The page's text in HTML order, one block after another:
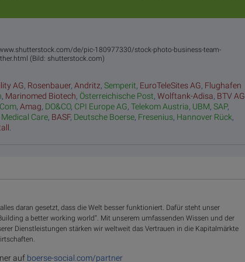
de/pic-180977330/stock-photo-business-team-
(Bild: shutterstock.com)
AG, Rosenbauer, Andritz, Semperit, EuroTeleSites AG, Flughafen
, Marinomed Biotech, Österreichische Post, Wolftank-Adisa, BTV AG
, Amag, DO&CO, CPI Europe AG, Telekom Austria, UBM, SAP,
Care, BASF, Deutsche Boerse, Fresenius, Hannover Rück,
.
daran gesetzt, dass die Welt besser funktioniert. Dafür steht unser
a better working world“. Mit unserem umfassenden Wissen und der
Dienstleistungen stärken wir weltweit das Vertrauen in die Kapitalmärkte
auf boerse-social.com/partner